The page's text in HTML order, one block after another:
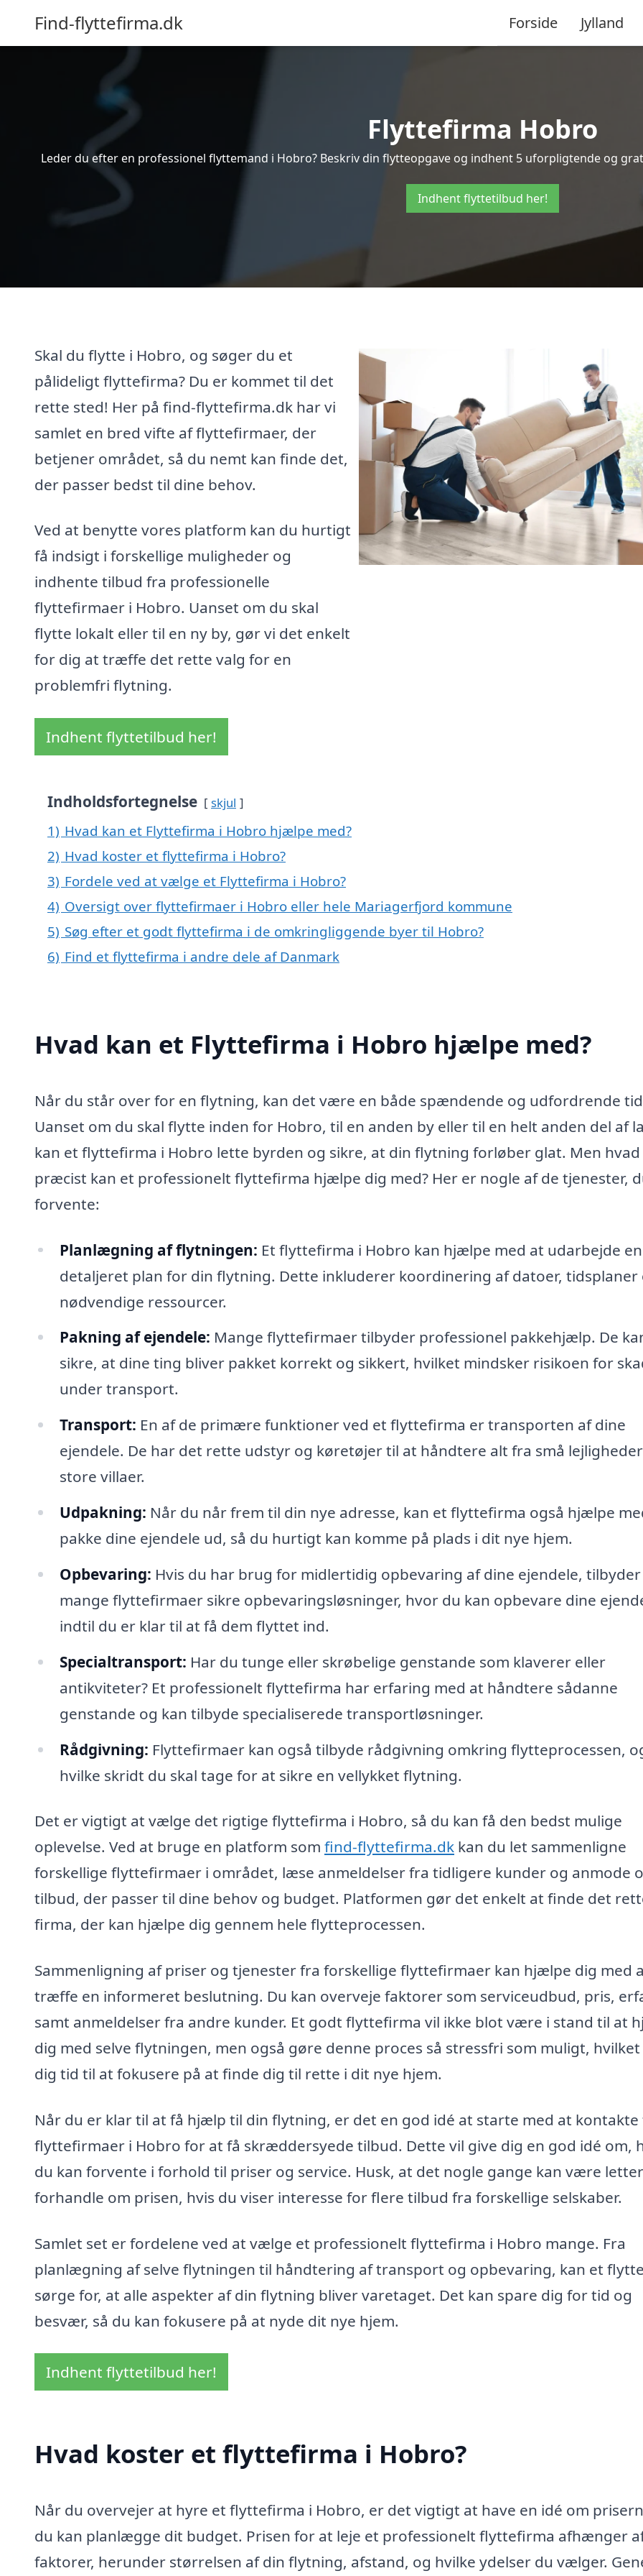
Find-flyttefirma.dk Forside Jylland
Flyttefirma Hobro
Leder du efter en professionel flyttemand i Hobro? Beskriv din flytteopgave og indhent 5 uforpligtende og
Indhent flyttetilbud her!
Skal du flytte i Hobro, og søger du et
pålideligt flyttefirma? Du er kommet til det
rette sted! Her på find-flyttefirma.dk har vi
samlet en bred vifte af flyttefirmaer, der
betjener området, så du nemt kan finde det,
der passer bedst til dine behov.
Ved at benytte vores platform kan du hurtigt
få indsigt i forskellige muligheder og
indhente tilbud fra professionelle
flyttefirmaer i Hobro. Uanset om du skal
flytte lokalt eller til en ny by, gør vi det enkelt
for dig at træffe det rette valg for en
problemfri flytning.
Indhent flyttetilbud her!
Indholdsfortegnelse skjul
1) Hvad kan et Flyttefirma i Hobro hjælpe med?
2) Hvad koster et flyttefirma i Hobro?
3) Fordele ved at vælge et Flyttefirma i Hobro?
4) Oversigt over flyttefirmaer i Hobro eller hele Mariagerfjord kommune
5) Søg efter et godt flyttefirma i de omkringliggende byer til Hobro?
6) Find et flyttefirma i andre dele af Danmark
Hvad kan et Flyttefirma i Hobro hjælpe med?
Når du står over for en flytning, kan det være en både spændende og udfordrende
Uanset om du skal flytte inden for Hobro, til en anden by eller til en helt anden del af
kan et flyttefirma i Hobro lette byrden og sikre, at din flytning forløber glat. Men hvad
præcist kan et professionelt flyttefirma hjælpe dig med? Her er nogle af de tjenester,
forvente:
Planlægning af flytningen: Et flyttefirma i Hobro kan hjælpe med at udarbejde en
detaljeret plan for din flytning. Dette inkluderer koordinering af datoer, tidsplaner
nødvendige ressourcer.
Pakning af ejendele: Mange flyttefirmaer tilbyder professionel pakkehjælp. De
sikre, at dine ting bliver pakket korrekt og sikkert, hvilket mindsker risikoen for
under transport.
Transport: En af de primære funktioner ved et flyttefirma er transporten af dine
ejendele. De har det rette udstyr og køretøjer til at håndtere alt fra små
store villaer.
Udpakning: Når du når frem til din nye adresse, kan et flyttefirma også hjælpe
pakke dine ejendele ud, så du hurtigt kan komme på plads i dit nye hjem.
Opbevaring: Hvis du har brug for midlertidig opbevaring af dine ejendele, tilbyder
mange flyttefirmaer sikre opbevaringsløsninger, hvor du kan opbevare dine
indtil du er klar til at få dem flyttet ind.
Specialtransport: Har du tunge eller skrøbelige genstande som klaverer eller
antikviteter? Et professionelt flyttefirma har erfaring med at håndtere sådanne
genstande og kan tilbyde specialiserede transportløsninger.
Rådgivning: Flyttefirmaer kan også tilbyde rådgivning omkring flytteprocessen,
hvilke skridt du skal tage for at sikre en vellykket flytning.
Det er vigtigt at vælge det rigtige flyttefirma i Hobro, så du kan få den bedst mulige
oplevelse. Ved at bruge en platform som find-flyttefirma.dk kan du let sammenligne
forskellige flyttefirmaer i området, læse anmeldelser fra tidligere kunder og anmode
tilbud, der passer til dine behov og budget. Platformen gør det enkelt at finde det
firma, der kan hjælpe dig gennem hele flytteprocessen.
Sammenligning af priser og tjenester fra forskellige flyttefirmaer kan hjælpe dig med
træffe en informeret beslutning. Du kan overveje faktorer som serviceudbud, pris,
samt anmeldelser fra andre kunder. Et godt flyttefirma vil ikke blot være i stand til at
dig med selve flytningen, men også gøre denne proces så stressfri som muligt,
dig tid til at fokusere på at finde dig til rette i dit nye hjem.
Når du er klar til at få hjælp til din flytning, er det en god idé at starte med at kontakte
flyttefirmaer i Hobro for at få skræddersyede tilbud. Dette vil give dig en god idé om,
du kan forvente i forhold til priser og service. Husk, at det nogle gange kan være
forhandle om prisen, hvis du viser interesse for flere tilbud fra forskellige selskaber.
Samlet set er fordelene ved at vælge et professionelt flyttefirma i Hobro mange. Fra
planlægning af selve flytningen til håndtering af transport og opbevaring, kan et
sørge for, at alle aspekter af din flytning bliver varetaget. Det kan spare dig for tid og
besvær, så du kan fokusere på at nyde dit nye hjem.
Indhent flyttetilbud her!
Hvad koster et flyttefirma i Hobro?
Når du overvejer at hyre et flyttefirma i Hobro, er det vigtigt at have en idé om
du kan planlægge dit budget. Prisen for at leje et professionelt flyttefirma afhænger
faktorer, herunder størrelsen af din flytning, afstand, og hvilke ydelser du vælger.